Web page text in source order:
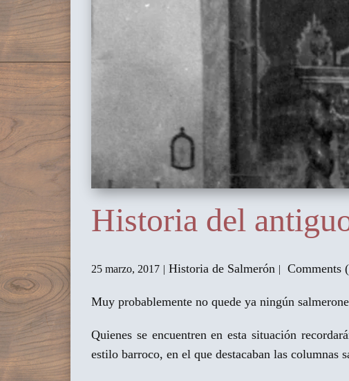
Historia del
25 marzo, 2017 Historia de Salmerón Comments
Muy probablemente no quede ya ningún
Quienes se encuentren en esta situación
estilo barroco, en el que destacaban las columnas